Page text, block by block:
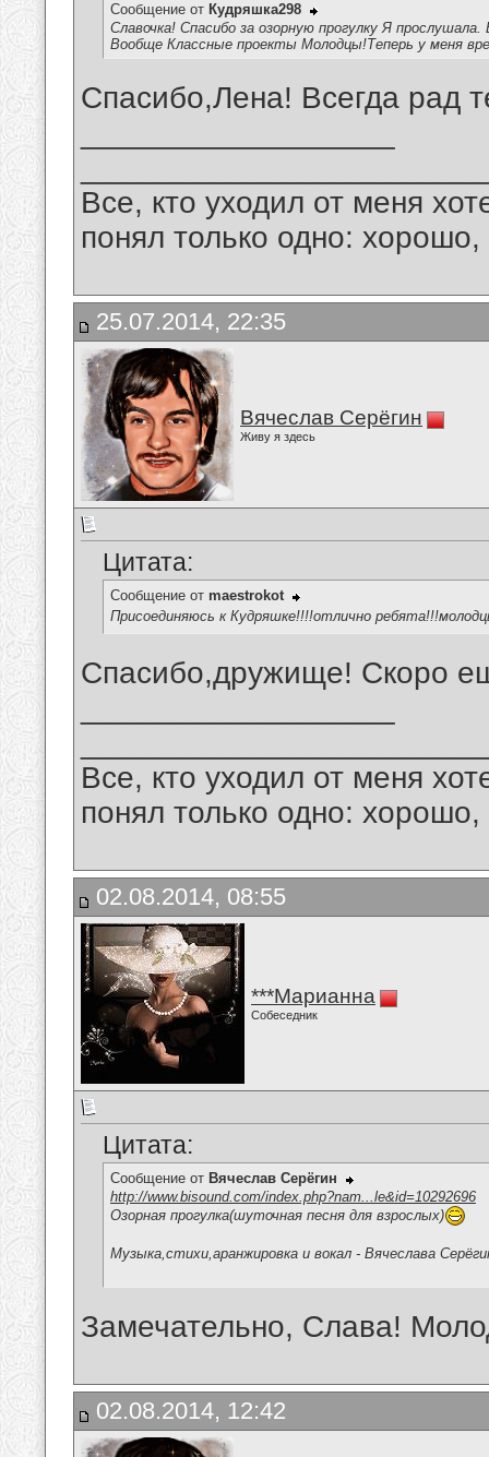
Сообщение от Кудряшка298
Славочка! Спасибо за озорную прогулку Я
Вообще Классные проекты Молодцы!Теперь у меня
Спасибо,Лена! Всегда рад
Все, кто уходил от меня
понял только одно:
25.07.2014, 22:35
Вячеслав Серёгин
Живу я здесь
Цитата:
Сообщение от maestrokot
Присоединяюсь к Кудряшке!!!!отлично
Спасибо,дружище! Скоро
Все, кто уходил от меня
понял только одно:
02.08.2014, 08:55
***Марианна
Собеседник
Цитата:
Сообщение от Вячеслав Серёгин
http://www.bisound.com/index.php?nam...le&id=10292696
Озорная прогулка(шуточная песня для взрослых)
Музыка,стихи,аранжировка и вокал - Вячеслава
Замечательно, Слава!
02.08.2014, 12:42